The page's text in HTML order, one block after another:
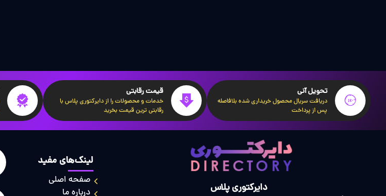
تحویل آنی
دریافت سریال محصول خریداری شده بلافاصله
پس از پرداخت
قیمت رقابتی
خدمات و محصولات را از دایرکتوری پلاس با
رقابتی ترین قیمت بخرید
دایرکتوری پلاس
لینک‌های مفید
صفحه اصلی
درباره ما